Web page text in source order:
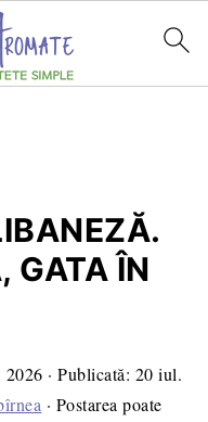
GATA ÎN
2026 · Publicată: 20 iul.
· Postarea poate